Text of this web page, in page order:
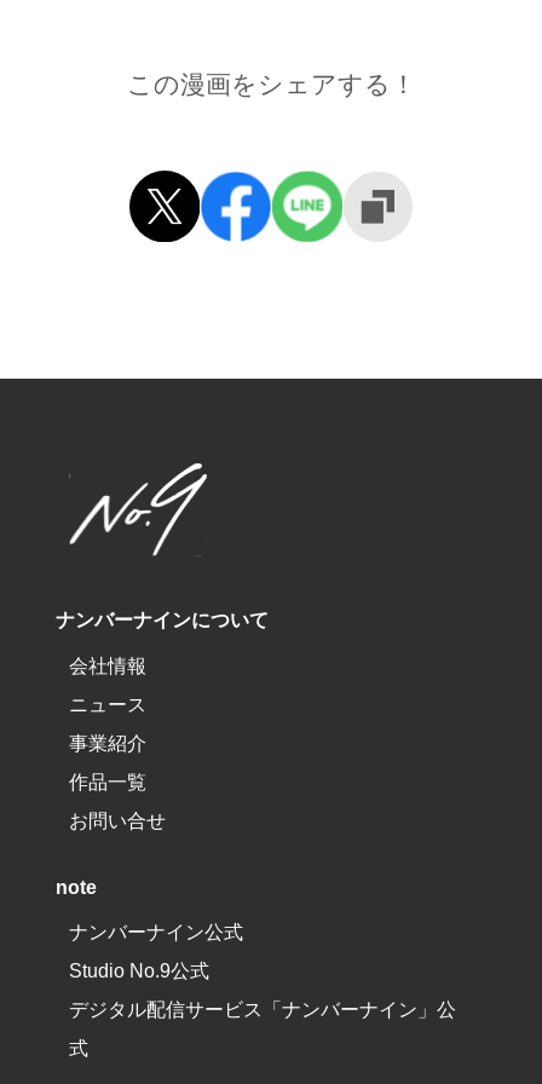
この漫画をシェアする！
ナンバーナインについて
会社情報
ニュース
事業紹介
作品一覧
お問い合せ
note
ナンバーナイン公式
Studio No.9公式
デジタル配信サービス「ナンバーナイン」公
式